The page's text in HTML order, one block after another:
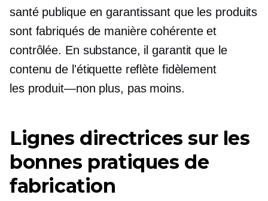
santé publique en garantissant que les produits
sont fabriqués de manière cohérente et
contrôlée. En substance, il garantit que le
contenu de l'étiquette reflète fidèlement
les produit—non plus, pas moins.
Lignes directrices sur les
bonnes pratiques de
fabrication